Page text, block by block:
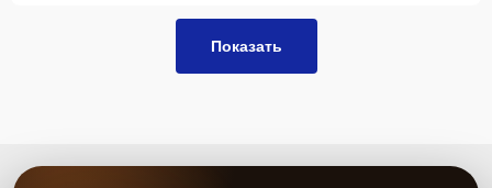
Показать